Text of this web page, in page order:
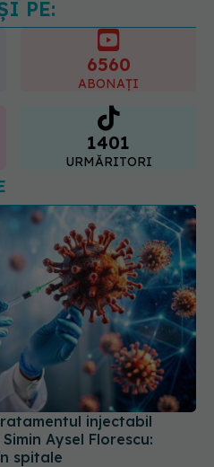
PE:
6560
ABONAȚI
1401
URMĂRITORI
Aysel Florescu:
spitale